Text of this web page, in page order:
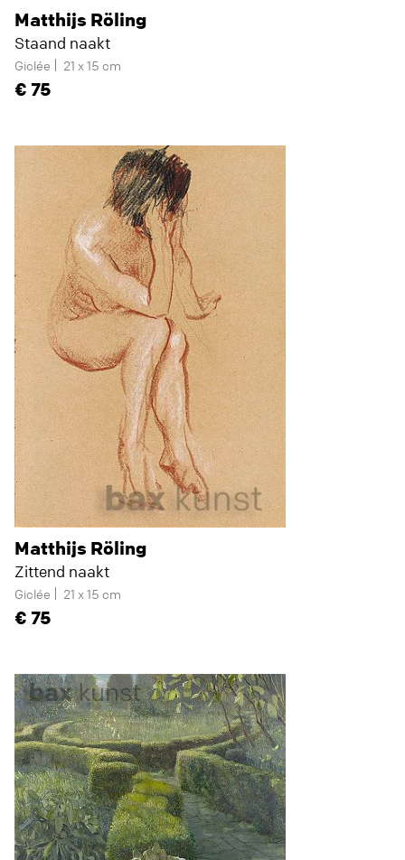
Matthijs Röling
Staand naakt
Giclée 21 x 15 cm
75
Matthijs Röling
Zittend naakt
Giclée 21 x 15 cm
75